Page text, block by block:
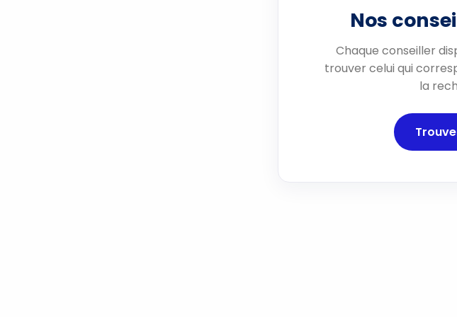
Nos
Chaque conseiller
trouver celui qui
la